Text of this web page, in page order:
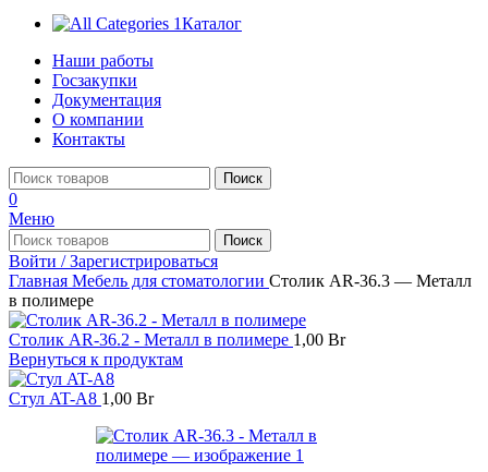
Каталог
Наши работы
Госзакупки
Документация
О компании
Контакты
Поиск
0
Меню
Поиск
Войти / Зарегистрироваться
Главная Мебель для стоматологии Столик AR-36.3 — Металл
в полимере
Столик AR-36.2 - Металл в полимере 1,00 Br
Вернуться к продуктам
Стул AT-A8 1,00 Br